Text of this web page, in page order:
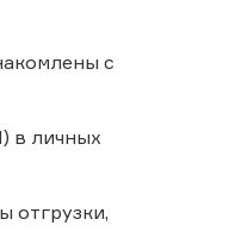
с
в личных
отгрузки,